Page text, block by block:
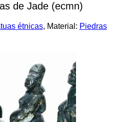
de Jade (ecmn)
étnicas, Material: Piedras